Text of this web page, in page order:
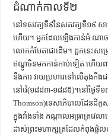
ដំណាក់កាលទី២
នៅទសវត្សទី៩នៃសតវត្សទី១៩ សា
ហើយ។ អ្នកដែលឡើងកាន់អំ ណាច
លោកកំបែតាជាដើម។ ពួកនេះស
ឥណ្ឌូចិនមកកាន់កាប់ទៀត ហើយពង្
នឹងការ វាយប្រហារទៅលើតុងកឹង
នៅវ៉េ(១៨៨៣-១៨៨៥)។នៅថ្ងៃ
Thomson)ទេសាភិបាលដែនដី
ក្នុងវាំងទាំង កណ្ដាលអធ្រាត្រវេ
ដាស់ព្រះមហាក្សត្រដែលកំពុងផ្ទំ